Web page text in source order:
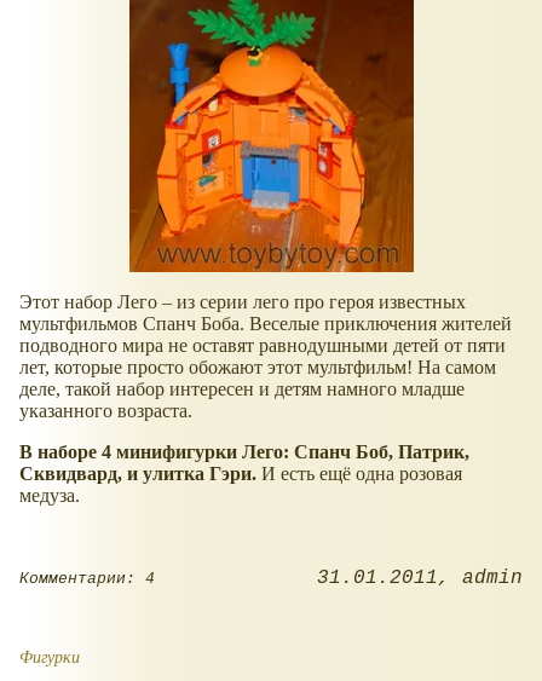
Этот набор Лего – из серии лего про героя известных
мультфильмов Спанч Боба. Веселые приключения жителей
подводного мира не оставят равнодушными детей от пяти
лет, которые просто обожают этот мультфильм! На самом
деле, такой набор интересен и детям намного младше
указанного возраста.
В наборе 4 минифигурки Лего: Спанч Боб, Патрик,
Сквидвард, и улитка Гэри. И есть ещё одна розовая
медуза.
Комментарии: 4 31.01.2011 admin
Фигурки